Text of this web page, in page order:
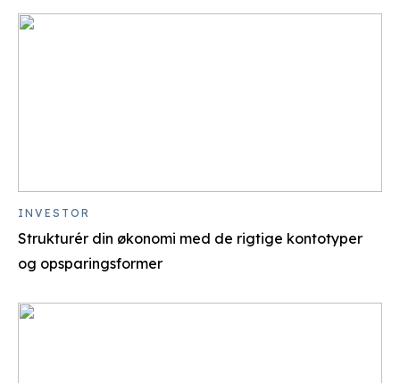
Strukturér din økonomi med de rigtige kontotyper
og opsparingsformer
INVESTOR